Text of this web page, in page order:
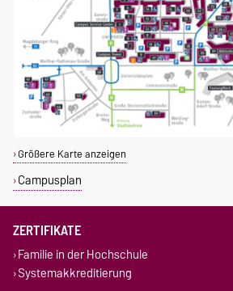
Größere Karte anzeigen
Campusplan
ZERTIFIKATE
Familie in der Hochschule
Systemakkreditierung